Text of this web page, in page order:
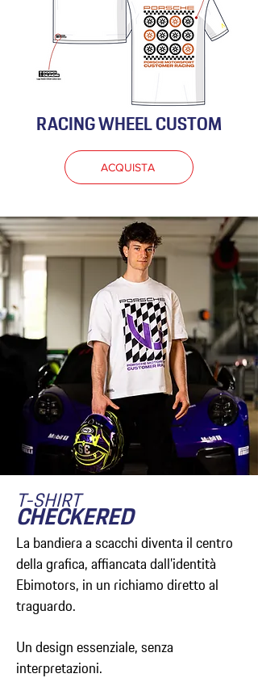
RACING WHEEL CUSTOM
ACQUISTA
T-SHIRT
CHECKERED
La bandiera a scacchi diventa il centro
della grafica, affiancata dall’identità
Ebimotors, in un richiamo diretto al
traguardo.
Un design essenziale, senza
interpretazioni.